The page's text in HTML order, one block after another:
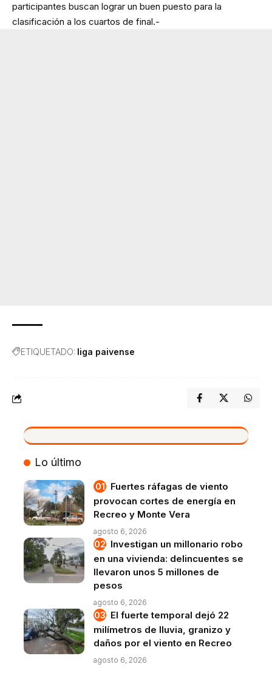
participantes buscan lograr un buen puesto para la
clasificación a los cuartos de final.-
ETIQUETADO: liga paivense
VIVO
Lo último
Fuertes ráfagas de viento
provocan cortes de energía en
Recreo y Monte Vera
agosto 6, 2026
Investigan un millonario robo
en una vivienda: delincuentes se
llevaron unos 5 millones de
pesos
agosto 6, 2026
El fuerte temporal dejó 22
milímetros de lluvia, granizo y
daños por el viento en Recreo
agosto 6, 2026